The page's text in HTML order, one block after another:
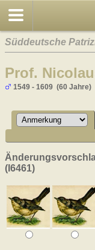
Süddeutsche
Prof.
1549 - 1609 (60 Jahre)
(I6461)